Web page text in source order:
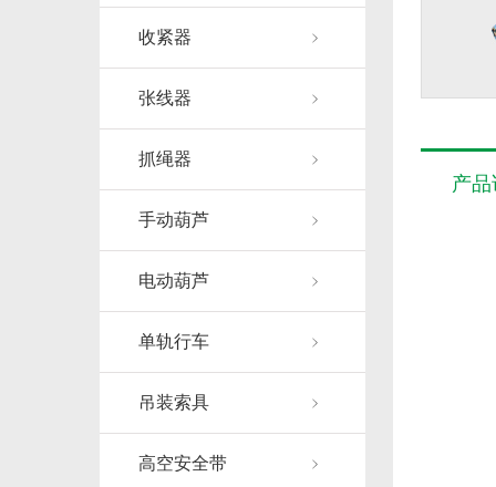
收紧器
张线器
抓绳器
手动葫芦
电动葫芦
单轨行车
吊装索具
高空安全带
产